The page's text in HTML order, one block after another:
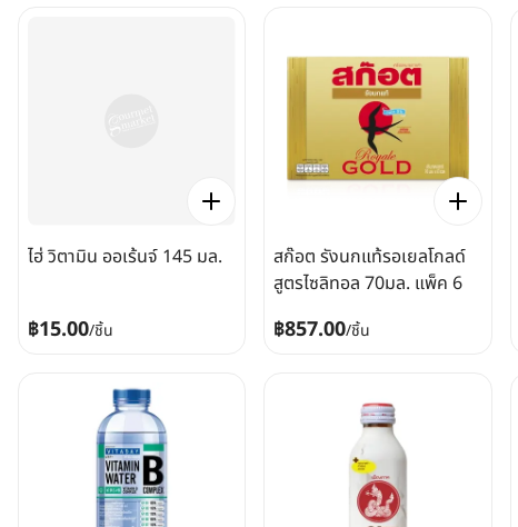
ไฮ่ วิตามิน ออเร้นจ์ 145 มล.
฿15.00/ชิ้น
สก๊อต รังนกแท้รอเยลโกลด์
สูตรไซลิทอล 70มล. แพ็ค 6
฿857.00/ชิ้น